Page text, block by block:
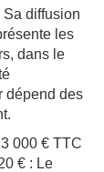
diffusion
les
dans le
dépend des
000 € TTC
€ : Le